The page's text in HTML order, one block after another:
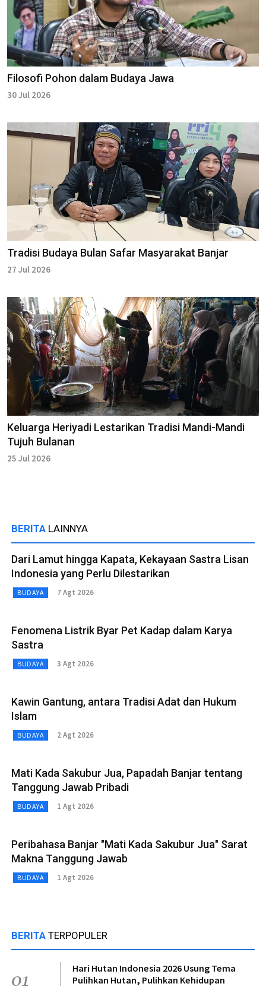
Filosofi Pohon dalam Budaya Jawa
30 Jul 2026
Tradisi Budaya Bulan Safar Masyarakat Banjar
27 Jul 2026
Keluarga Heriyadi Lestarikan Tradisi Mandi-Mandi
Tujuh Bulanan
25 Jul 2026
BERITA LAINNYA
Dari Lamut hingga Kapata, Kekayaan Sastra Lisan
Indonesia yang Perlu Dilestarikan
BUDAYA 7 Agt 2026
Fenomena Listrik Byar Pet Kadap dalam Karya
Sastra
BUDAYA 3 Agt 2026
Kawin Gantung, antara Tradisi Adat dan Hukum
Islam
BUDAYA 2 Agt 2026
Mati Kada Sakubur Jua, Papadah Banjar tentang
Tanggung Jawab Pribadi
BUDAYA 1 Agt 2026
Peribahasa Banjar "Mati Kada Sakubur Jua" Sarat
Makna Tanggung Jawab
BUDAYA 1 Agt 2026
BERITA TERPOPULER
01
Hari Hutan Indonesia 2026 Usung Tema
Pulihkan Hutan, Pulihkan Kehidupan